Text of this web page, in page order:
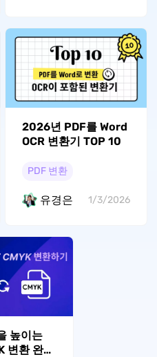
2026년 PDF를 Word
OCR 변환기 TOP 10
PDF 변환
유경은 1/3/2026
높이는
변환 완벽